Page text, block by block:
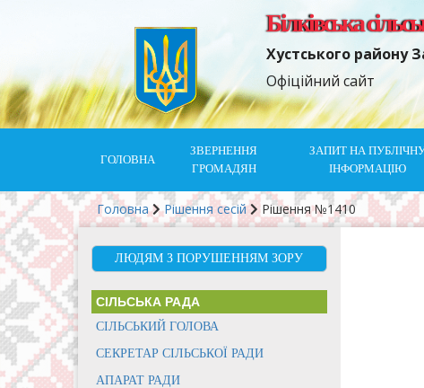
Білківська
Хустського району
Офіційний сайт
ГОЛОВНА
ЗВЕРНЕННЯ
ГРОМАДЯН
ЗАПИТ НА
ІНФОРМАЦІЮ
Головна Рішення сесій Рішення №1410
ЛЮДЯМ З ПОРУШЕННЯМ ЗОРУ
СІЛЬСЬКА РАДА
СІЛЬСЬКИЙ ГОЛОВА
СЕКРЕТАР СІЛЬСЬКОЇ РАДИ
АПАРАТ РАДИ